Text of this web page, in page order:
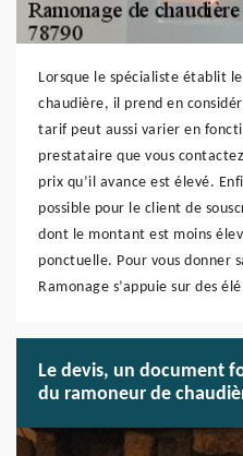
Lorsque le spécialiste établit
chaudière, il prend en
tarif peut aussi varier en
prestataire que vous
prix qu’il avance est élevé.
possible pour le client de
dont le montant est moins
ponctuelle. Pour vous donner
Ramonage s’appuie sur des
Le devis, un document
du ramoneur de